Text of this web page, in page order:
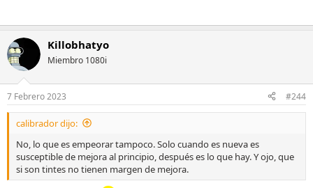
Killobhatyo
Miembro 1080i
7 Febrero 2023 #244
calibrador dijo:
No, lo que es empeorar tampoco. Solo cuando es nueva es
susceptible de mejora al principio, después es lo que hay. Y ojo, que
si son tintes no tienen margen de mejora.